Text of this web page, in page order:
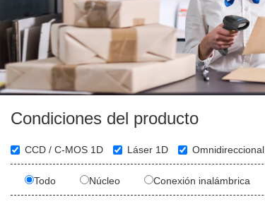
Condiciones del producto
CCD / C-MOS 1D Láser 1D Omnidireccional
Todo Núcleo Conexión inalámbrica